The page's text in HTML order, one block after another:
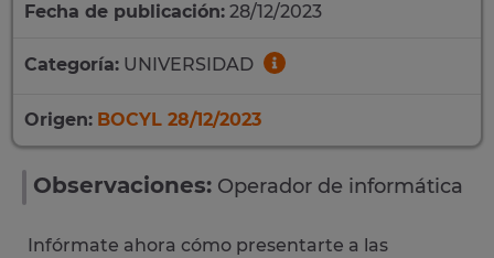
Fecha de publicación: 28/12/2023
Categoría: UNIVERSIDAD
Origen: BOCYL 28/12/2023
Observaciones: Operador de informática
Infórmate ahora cómo presentarte a las